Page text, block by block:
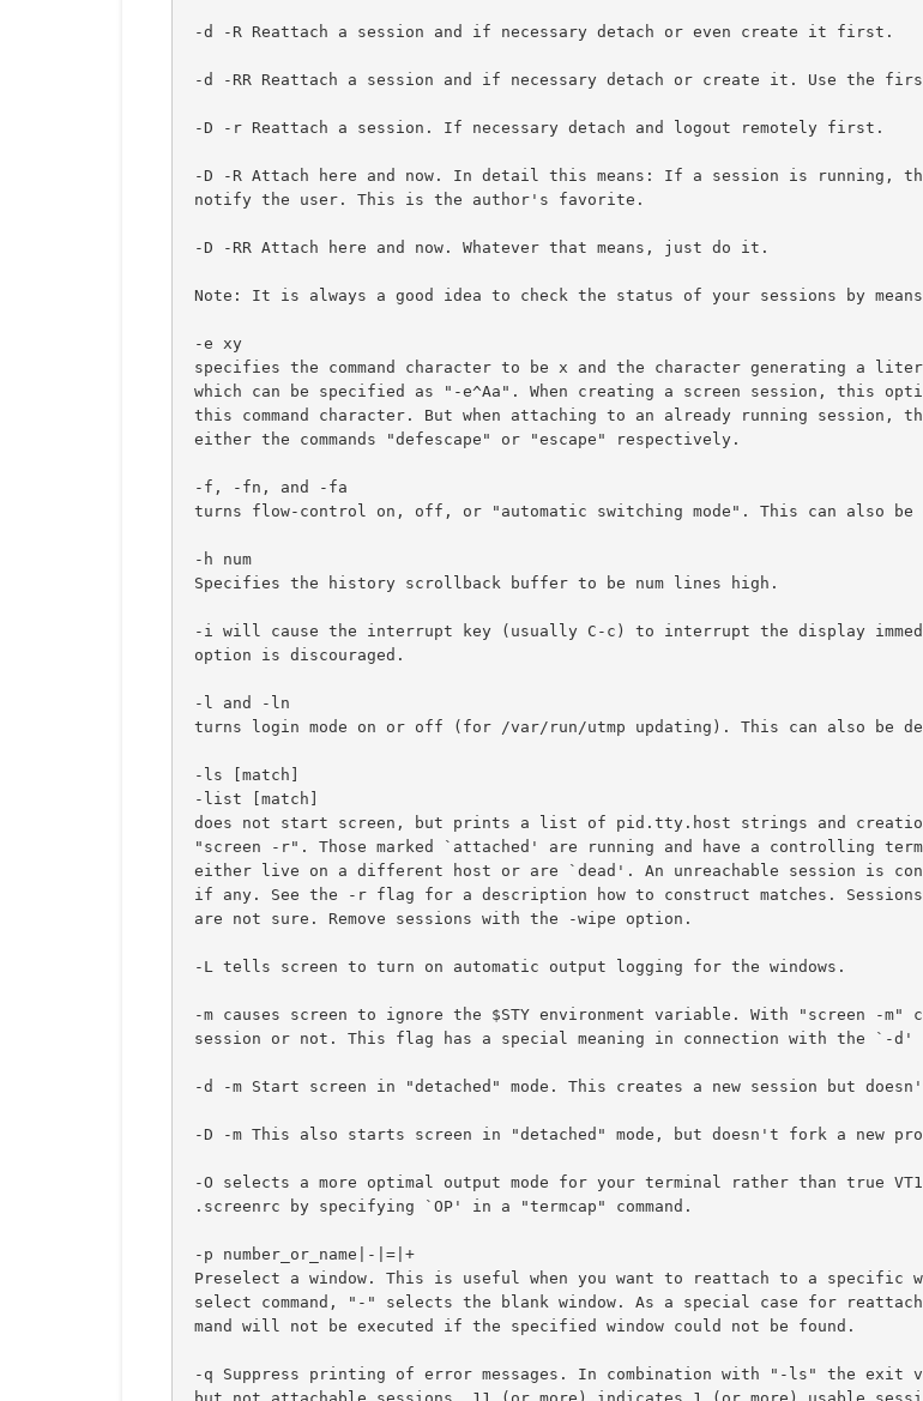
-d -R Reattach a session and if necessary detach or even create it first.
-d -RR Reattach a session and if necessary detach or create it. Use the
-D -r Reattach a session. If necessary detach and logout remotely first.
-D -R Attach here and now. In detail this means: If a session is
notify the user. This is the author's favorite.
-D -RR Attach here and now. Whatever that means, just do it.
Note: It is always a good idea to check the status of your sessions by
-e xy
specifies the command character to be x and the character generating a
which can be specified as "-e^Aa". When creating a screen session, this
this command character. But when attaching to an already running
either the commands "defescape" or "escape" respectively.
-f, -fn, and -fa
turns flow-control on, off, or "automatic switching mode". This can also be
-h num
Specifies the history scrollback buffer to be num lines high.
-i will cause the interrupt key (usually C-c) to interrupt the display
option is discouraged.
-l and -ln
turns login mode on or off (for /var/run/utmp updating). This can also be
-ls [match]
-list [match]
does not start screen, but prints a list of pid.tty.host strings and creation
"screen -r". Those marked `attached' are running and have a controlling
either live on a different host or are `dead'. An unreachable session is
if any. See the -r flag for a description how to construct matches. Sessions
are not sure. Remove sessions with the -wipe option.
-L tells screen to turn on automatic output logging for the windows.
-m causes screen to ignore the $STY environment variable. With "screen -
session or not. This flag has a special meaning in connection with the `-d'
-d -m Start screen in "detached" mode. This creates a new session but
-D -m This also starts screen in "detached" mode, but doesn't fork a new
-O selects a more optimal output mode for your terminal rather than true
.screenrc by specifying `OP' in a "termcap" command.
-p number_or_name|-|=|+
Preselect a window. This is useful when you want to reattach to a specific
select command, "-" selects the blank window. As a special case for
mand will not be executed if the specified window could not be found.
-q Suppress printing of error messages. In combination with "-ls" the